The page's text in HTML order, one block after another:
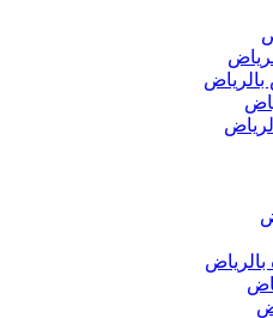
بالرياض